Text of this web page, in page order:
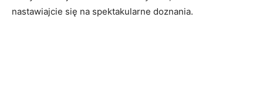
nastawiajcie się na spektakularne doznania.